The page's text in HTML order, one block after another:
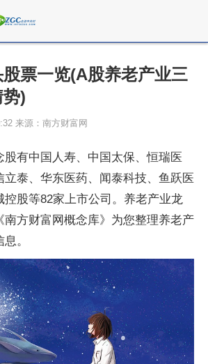
票一览(A股养老产业三
)
来源：南方财富网
股有中国人寿、中国太保、恒瑞医
立泰、华东医药、闻泰科技、鱼跃医
控股等82家上市公司。养老产业龙
南方财富网概念库》为您整理养老产
。